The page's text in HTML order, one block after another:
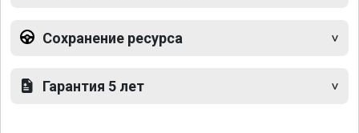
Сохранение ресурса
Гарантия 5 лет